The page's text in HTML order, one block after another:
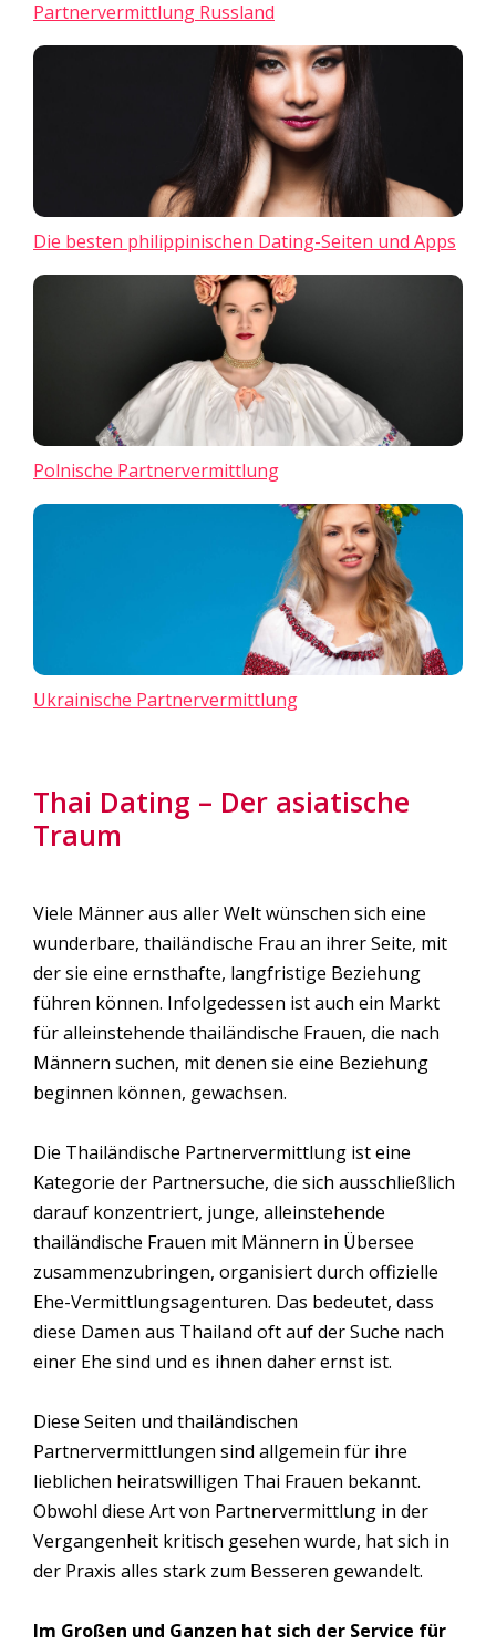
Partnervermittlung Russland
Die besten philippinischen Dating-Seiten und Apps
Polnische Partnervermittlung
Ukrainische Partnervermittlung
Thai Dating – Der asiatische
Traum
Viele Männer aus aller Welt wünschen sich eine
wunderbare, thailändische Frau an ihrer Seite, mit
der sie eine ernsthafte, langfristige Beziehung
führen können. Infolgedessen ist auch ein Markt
für alleinstehende thailändische Frauen, die nach
Männern suchen, mit denen sie eine Beziehung
beginnen können, gewachsen.
Die Thailändische Partnervermittlung ist eine
Kategorie der Partnersuche, die sich ausschließlich
darauf konzentriert, junge, alleinstehende
thailändische Frauen mit Männern in Übersee
zusammenzubringen, organisiert durch offizielle
Ehe-Vermittlungsagenturen. Das bedeutet, dass
diese Damen aus Thailand oft auf der Suche nach
einer Ehe sind und es ihnen daher ernst ist.
Diese Seiten und thailändischen
Partnervermittlungen sind allgemein für ihre
lieblichen heiratswilligen Thai Frauen bekannt.
Obwohl diese Art von Partnervermittlung in der
Vergangenheit kritisch gesehen wurde, hat sich in
der Praxis alles stark zum Besseren gewandelt.
Im Großen und Ganzen hat sich der Service für